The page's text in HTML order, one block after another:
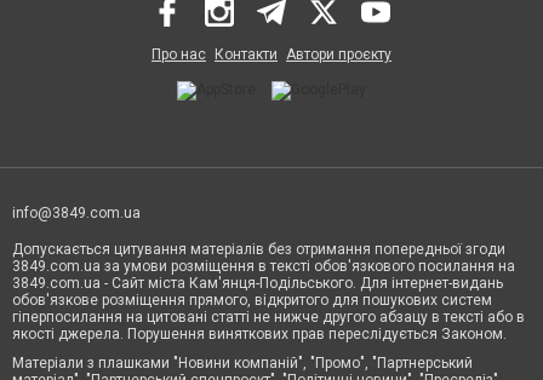
Про нас Контакти Автори проєкту
info@3849.com.ua
Допускається цитування матеріалів без отримання попередньої згоди
3849.com.ua за умови розміщення в тексті обов'язкового посилання на
3849.com.ua - Сайт міста Кам'янця-Подільського. Для інтернет-видань
обов'язкове розміщення прямого, відкритого для пошукових систем
гіперпосилання на цитовані статті не нижче другого абзацу в тексті або в
якості джерела. Порушення виняткових прав переслідується Законом.
Матеріали з плашками "Новини компаній", "Промо", "Партнерський